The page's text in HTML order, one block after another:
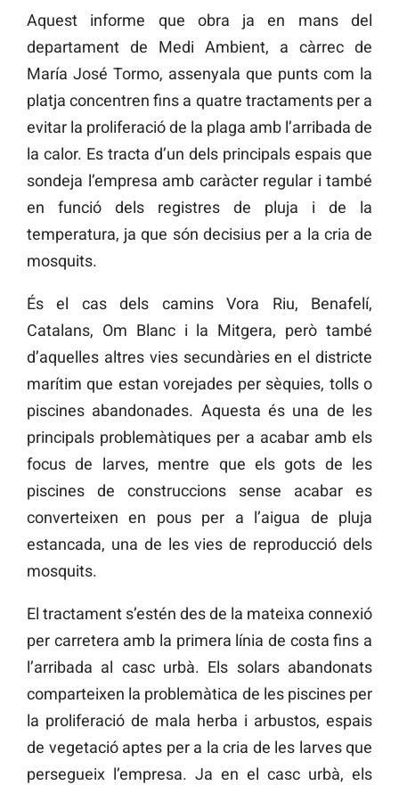
Aquest informe que obra ja en mans del
departament de Medi Ambient, a càrrec de
María José Tormo, assenyala que punts com la
platja concentren fins a quatre tractaments per a
evitar la proliferació de la plaga amb l’arribada de
la calor. Es tracta d’un dels principals espais que
sondeja l’empresa amb caràcter regular i també
en funció dels registres de pluja i de la
temperatura, ja que són decisius per a la cria de
mosquits.
És el cas dels camins Vora Riu, Benafelí,
Catalans, Om Blanc i la Mitgera, però també
d’aquelles altres vies secundàries en el districte
marítim que estan vorejades per sèquies, tolls o
piscines abandonades. Aquesta és una de les
principals problemàtiques per a acabar amb els
focus de larves, mentre que els gots de les
piscines de construccions sense acabar es
converteixen en pous per a l’aigua de pluja
estancada, una de les vies de reproducció dels
mosquits.
El tractament s’estén des de la mateixa connexió
per carretera amb la primera línia de costa fins a
l’arribada al casc urbà. Els solars abandonats
comparteixen la problemàtica de les piscines per
la proliferació de mala herba i arbustos, espais
de vegetació aptes per a la cria de les larves que
persegueix l’empresa. Ja en el casc urbà, els